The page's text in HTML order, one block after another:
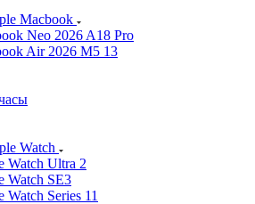
Macbook
Neo 2026 A18 Pro
Air 2026 M5 13
Watch
Watch Ultra 2
Watch SE3
Watch Series 11